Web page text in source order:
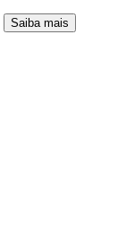
Saiba mais